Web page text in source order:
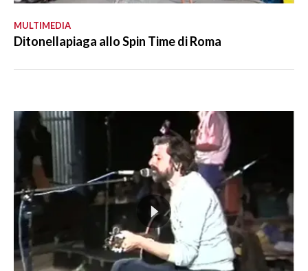
MULTIMEDIA
Ditonellapiaga allo Spin Time di Roma